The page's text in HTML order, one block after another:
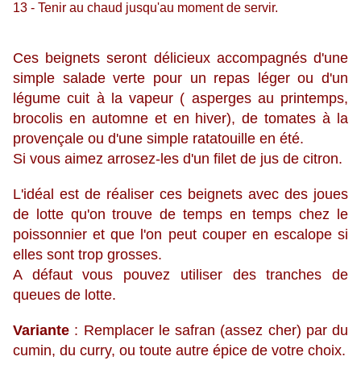
13 - Tenir au chaud jusqu'au moment de servir.
Ces beignets seront délicieux accompagnés d'une
simple salade verte pour un repas léger ou d'un
légume cuit à la vapeur ( asperges au printemps,
brocolis en automne et en hiver), de tomates à la
provençale ou d'une simple ratatouille en été.
Si vous aimez arrosez-les d'un filet de jus de citron.
L'idéal est de réaliser ces beignets avec des joues
de lotte qu'on trouve de temps en temps chez le
poissonnier et que l'on peut couper en escalope si
elles sont trop grosses.
A défaut vous pouvez utiliser des tranches de
queues de lotte.
Variante : Remplacer le safran (assez cher) par du
cumin, du curry, ou toute autre épice de votre choix.